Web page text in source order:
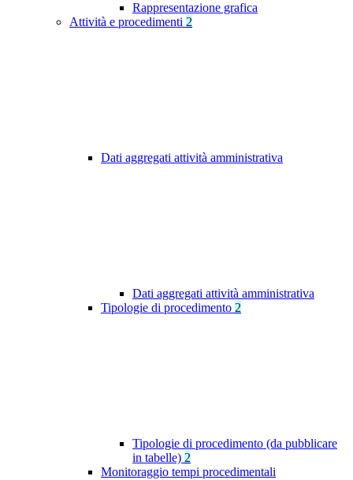
Rappresentazione grafica
Attività e procedimenti 2
Dati aggregati attività amministrativa
Dati aggregati attività amministrativa
Tipologie di procedimento 2
Tipologie di procedimento (da pubblicare
in tabelle) 2
Monitoraggio tempi procedimentali